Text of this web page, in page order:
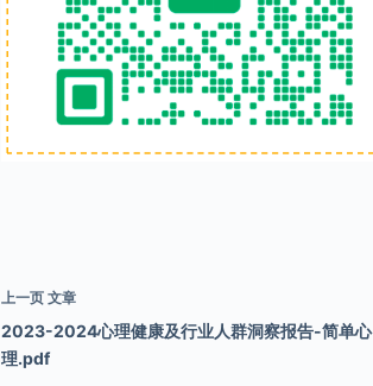
上一页 文章
2023-2024心理健康及行业人群洞察报告-简单心
理.pdf